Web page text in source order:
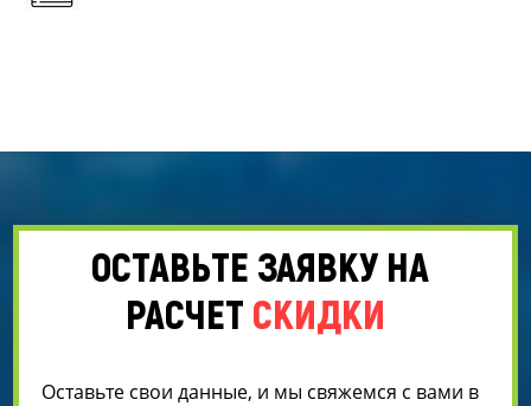
ОСТАВЬТЕ ЗАЯВКУ НА
РАСЧЕТ СКИДКИ
Оставьте свои данные, и мы свяжемся с вами в